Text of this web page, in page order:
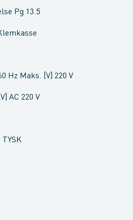
Pg 13.5
Hz Maks. [V] 220 V
AC 220 V
TYSK